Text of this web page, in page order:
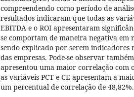
compreendendo como período de
resultados indicaram que todas as
EBITDA e o ROI apresentaram
se comportam de maneira negativa em
sendo explicado por serem
das empresas. Pode-se observar
apresentou uma maior correlação com
as variáveis PCT e CE apresentam a
um percentual de correlação de 48,82%.